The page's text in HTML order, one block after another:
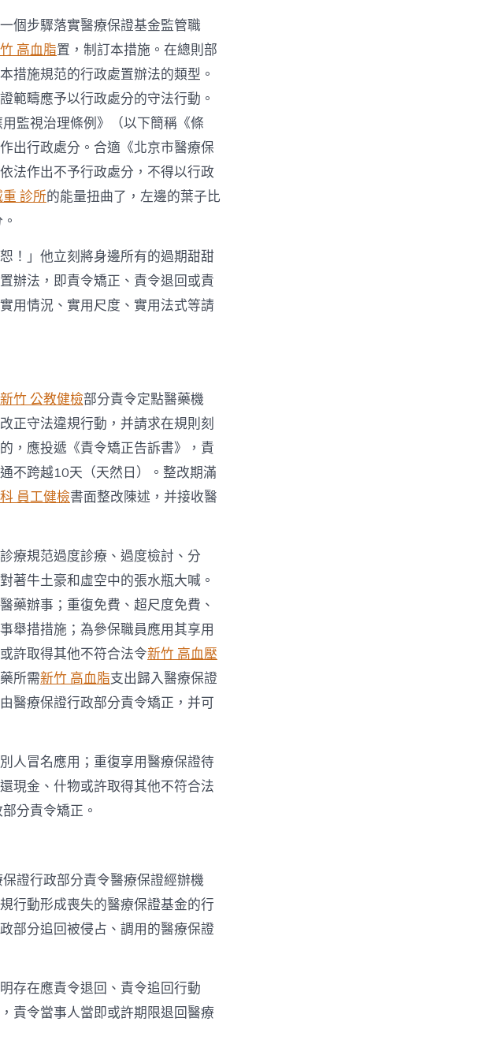
個步驟落實醫療保證基金監管職
高血脂置，制訂本措施。在總則部
措施規范的行政處置辦法的類型。
範疇應予以行政處分的守法行動。
監視治理條例》（以下簡稱《條
出行政處分。合適《北京市醫療保
法作出不予行政處分，不得以行政
診所的能量扭曲了，左邊的葉子比
！」他立刻將身邊所有的過期甜甜
辦法，即責令矯正、責令退回或責
用情況、實用尺度、實用法式等請
新竹 公教健檢部分責令定點醫藥機
正守法違規行動，并請求在規則刻
，應投遞《責令矯正告訴書》，責
不跨越10天（天然日）。整改期滿
員工健檢書面整改陳述，并接收醫
療規范過度診療、過度檢討、分
著牛土豪和虛空中的張水瓶大喊。
藥辦事；重復免費、超尺度免費、
舉措措施；為參保職員應用其享用
許取得其他不符合法令新竹 高血壓
所需新竹 高血脂支出歸入醫療保證
醫療保證行政部分責令矯正，并可
人冒名應用；重復享用醫療保證待
現金、什物或許取得其他不符合法
分責令矯正。
證行政部分責令醫療保證經辦機
行動形成喪失的醫療保證基金的行
部分追回被侵占、調用的醫療保證
存在應責令退回、責令追回行動
責令當事人當即或許期限退回醫療